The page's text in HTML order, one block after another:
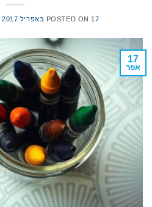
POSTED ON 17 באפריל 2017
17
אפר